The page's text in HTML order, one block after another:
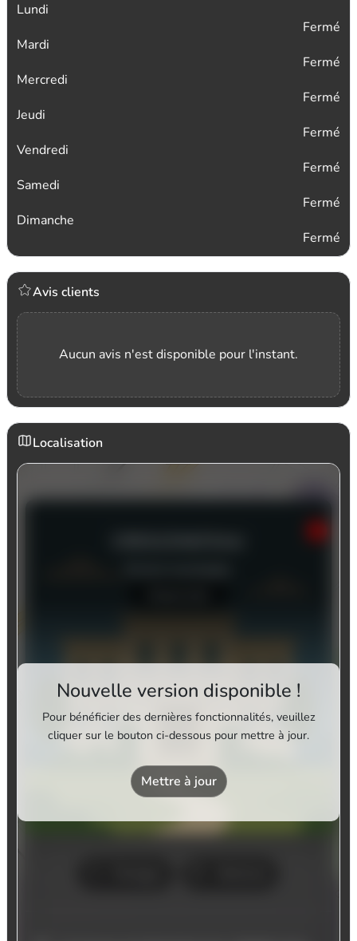
Lundi
Fermé
Mardi
Fermé
Mercredi
Fermé
Jeudi
Fermé
Vendredi
Fermé
Samedi
Fermé
Dimanche
Fermé
Avis clients
Aucun avis n'est disponible pour l'instant.
Localisation